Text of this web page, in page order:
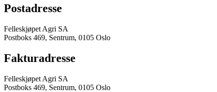
Postadresse
Felleskjøpet Agri SA
Postboks 469, Sentrum, 0105 Oslo
Fakturadresse
Felleskjøpet Agri SA
Postboks 469, Sentrum, 0105 Oslo